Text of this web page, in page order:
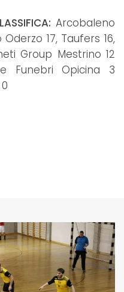
Arcobaleno
17, Taufers 16,
Group Mestrino 12
Funebri Opicina 3